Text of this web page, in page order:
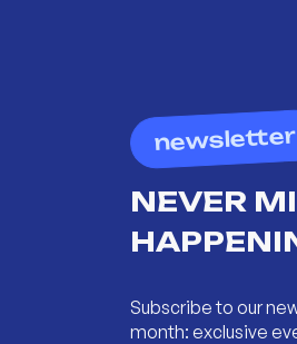
newsletter
NEVER
Subscribe to our
month: exclusive